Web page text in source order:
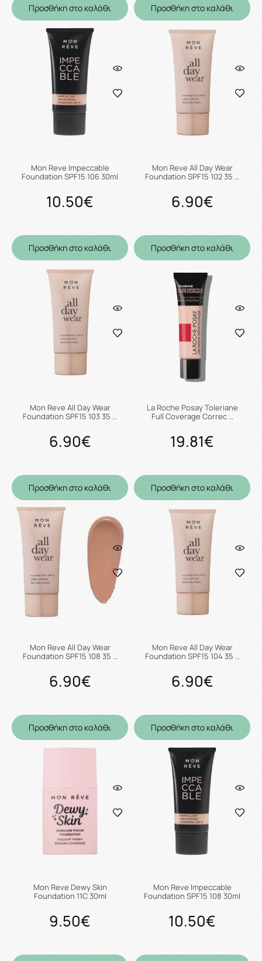
Προσθήκη στο καλάθι Προσθήκη στο καλάθι
Mon Reve Impeccable
Foundation SPF15 106 30ml
10.50€
Προσθήκη στο καλάθι
Mon Reve All Day Wear
Foundation SPF15 102 35 …
6.90€
Προσθήκη στο καλάθι
Mon Reve All Day Wear
Foundation SPF15 103 35 …
6.90€
Προσθήκη στο καλάθι
La Roche Posay Toleriane
Full Coverage Correc …
19.81€
Προσθήκη στο καλάθι
Mon Reve All Day Wear
Foundation SPF15 108 35 …
6.90€
Προσθήκη στο καλάθι
Mon Reve All Day Wear
Foundation SPF15 104 35 …
6.90€
Προσθήκη στο καλάθι
Mon Reve Dewy Skin
Foundation 11C 30ml
9.50€
Mon Reve Impeccable
Foundation SPF15 108 30ml
10.50€